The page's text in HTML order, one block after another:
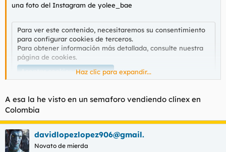
una foto del Instagram de yolee_bae
Para ver este contenido, necesitaremos su consentimiento
para configurar cookies de terceros.
Para obtener información más detallada, consulte nuestra
página de cookies.
Aceptar cookies de tercerosHaz clic para expandir...
A esa la he visto en un semaforo vendiendo clínex en
Colombia
davidlopezlopez906@gmail.
Novato de mierda